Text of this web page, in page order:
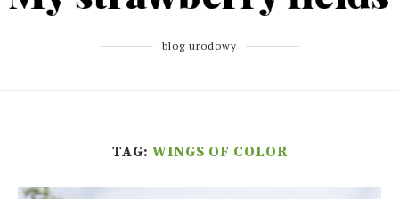
blog urodowy
TAG: WINGS OF COLOR